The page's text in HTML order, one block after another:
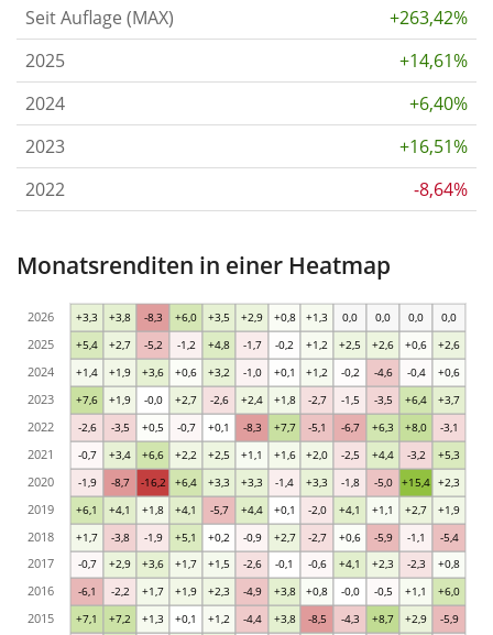
Seit Auflage (MAX)
+263,42%
2025
+14,61%
2024
+6,40%
2023
+16,51%
2022
-8,64%
Monatsrenditen in einer Heatmap
+7,1 +7,2 +1,3 +0,1 +1,2 -4,4 +3,8 -8,5 -4,3 +8,7 +2,9 -5,9
-6,1 -2,2 +1,7 +1,9 +2,3 -4,9 +3,8 +0,8 -0,0 -0,5 +1,1 +6,0
-0,7 +2,9 +3,6 +1,7 +1,5 -2,6 -0,1 -0,6 +4,1 +2,3 -2,3 +0,8
+1,7 -3,8 -1,9 +5,1 +0,2 -0,9 +2,7 -2,7 +0,6 -5,9 -1,1 -5,4
+6,1 +4,1 +1,8 +4,1 -5,7 +4,4 +0,1 -2,0 +4,1 +1,1 +2,7 +1,9
-1,9 -8,7 -16,2 +6,4 +3,3 +3,3 -1,4 +3,3 -1,8 -5,0 +15,4 +2,3
-0,7 +3,4 +6,6 +2,2 +2,5 +1,1 +1,6 +2,0 -2,5 +4,4 -3,2 +5,3
-2,6 -3,5 +0,5 -0,7 +0,1 -8,3 +7,7 -5,1 -6,7 +6,3 +8,0 -3,1
+7,6 +1,9 -0,0 +2,7 -2,6 +2,4 +1,8 -2,7 -1,5 -3,5 +6,4 +3,7
+1,4 +1,9 +3,6 +0,6 +3,2 -1,0 +0,1 +1,2 -0,2 -4,6 -0,4 +0,6
+5,4 +2,7 -5,2 -1,2 +4,8 -1,7 -0,2 +1,2 +2,5 +2,6 +0,6 +2,6
+3,3 +3,8 -8,3 +6,0 +3,5 +2,9 +0,8 +1,3 0,0 0,0 0,0 0,0
2015
2016
2017
2018
2019
2020
2021
2022
2023
2024
2025
2026